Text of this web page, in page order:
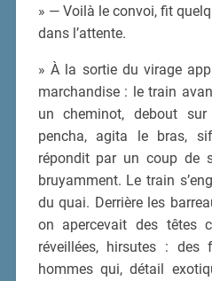
» — Voilà le convoi, fit
dans l’attente.
» À la sortie du virage
marchandise : le train
un cheminot, debout
pencha, agita le bras,
répondit par un coup de
bruyamment. Le train
du quai. Derrière les
on apercevait des têtes
réveillées, hirsutes : des
hommes qui, détail